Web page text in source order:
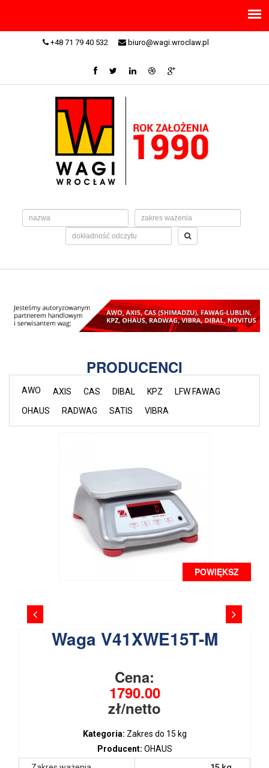
+48 71 79 40 532 biuro@wagi.wroclaw.pl
PRODUCENCI
AWO AXIS CAS DIBAL KPZ
LFW FAWAG
OHAUS
RADWAG SATIS VIBRA
POWIĘKSZ
Waga V41XWE15T-M
Cena:
1790.00
zł/netto
Kategoria: Zakres do 15 kg
Producent: OHAUS